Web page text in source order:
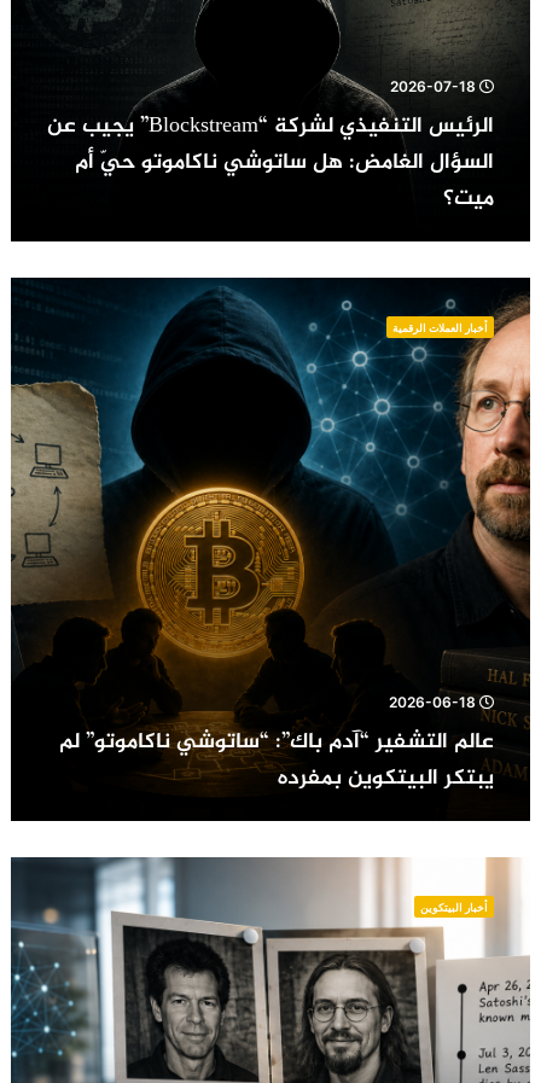
عن
السؤال
ساتوشي
2026-07-18
الرئيس التنفيذي لشركة “Blockstream” يجيب عن
السؤال الغامض: هل ساتوشي ناكاموتو حيّ أم
ميت؟
عالم
التشفير
“آدم
باك”:
“ساتوشي
ناكاموتو”
لم
يبتكر
البيتكوين
بمفرده
أخبار العملات الرقمية
2026-06-18
عالم التشفير “آدم باك”: “ساتوشي ناكاموتو” لم
يبتكر البيتكوين بمفرده
الممكن
عملات
البيتكوين
الخاصة
بالمؤسس
أخبار البيتكوين